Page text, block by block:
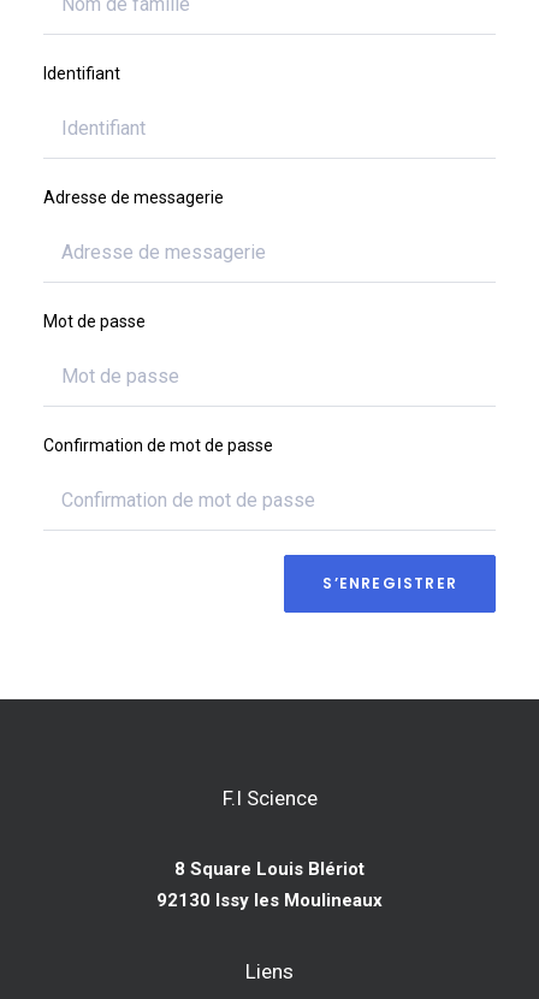
Identifiant
Adresse de messagerie
Mot de passe
Confirmation de mot de passe
S’ENREGISTRER
F.I Science
8 Square Louis Blériot
92130 Issy les Moulineaux
Liens